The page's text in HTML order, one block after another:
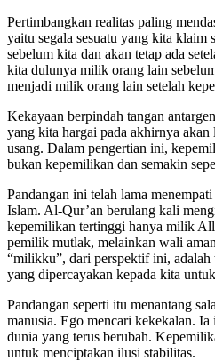
Pertimbangkan realitas paling
yaitu segala sesuatu yang kita klaim
sebelum kita dan akan tetap ada
kita dulunya milik orang lain
menjadi milik orang lain setelah
Kekayaan berpindah tangan
yang kita hargai pada akhirnya akan
usang. Dalam pengertian ini,
bukan kepemilikan dan semakin
Pandangan ini telah lama
Islam. Al-Qur’an berulang kali
kepemilikan tertinggi hanya milik
pemilik mutlak, melainkan wali
“milikku”, dari perspektif ini, adalah
yang dipercayakan kepada kita
Pandangan seperti itu menantang
manusia. Ego mencari kekekalan.
dunia yang terus berubah.
untuk menciptakan ilusi stabilitas.